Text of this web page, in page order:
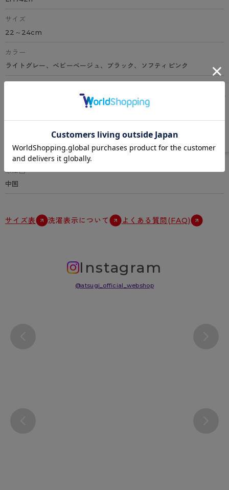
サイズ
22～24cm
カラー
ライトグレー、ベビーベージュ、ブラック、ソフティピンク
ポリエステル、綿、ナイロン、ポリウレタン
特徴
ハーフミニ丈、綿入り、身生地プレーン、クチゴム5×1リブ調、クチゴ
ム超ゆったり、クチゴム丈6cm、足底パイル、抗菌防臭加工、足型セ
ット加工
原産国
中国
サイズ表 洗濯表示について よくある質問(FAQ)
Instagram
@atsugi_official_webshop